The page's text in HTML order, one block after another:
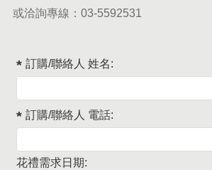
或洽詢專線： 03-5592531
訂購/聯絡人 姓名:
訂購/聯絡人 電話:
花禮需求日期: